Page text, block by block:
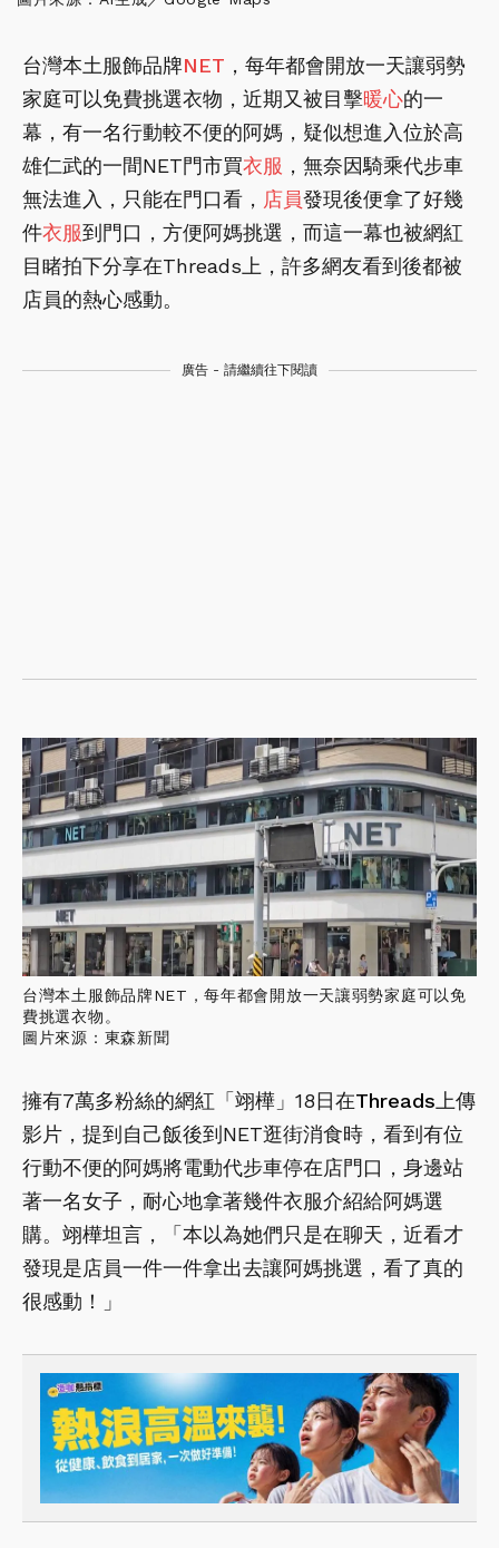
台灣本土服飾品牌NET ，每年都會開放一天讓弱勢
家庭可以免費挑選衣物，近期又被目擊暖心的一
幕，有一名行動較不便的阿媽，疑似想進入位於高
雄仁武的一間NET門市買衣服 ，無奈因騎乘代步車
無法進入，只能在門口看， 店員發現後便拿了好幾
件衣服到門口，方便阿媽挑選，而這一幕也被網紅
目睹拍下分享在Threads上，許多網友看到後都被
店員的熱心感動。
廣告 - 請繼續往下閱讀
台灣本土服飾品牌NET，每年都會開放一天讓弱勢家庭可以免
費挑選衣物。
圖片來源：東森新聞
擁有7萬多粉絲的網紅「翊樺」18日在Threads 上傳
影片，提到自己飯後到NET逛街消食時，看到有位
行動不便的阿媽將電動代步車停在店門口，身邊站
著一名女子，耐心地拿著幾件衣服介紹給阿媽選
購。翊樺坦言，「本以為她們只是在聊天，近看才
發現是店員一件一件拿出去讓阿媽挑選，看了真的
很感動！」